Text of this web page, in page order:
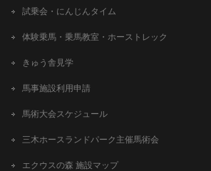
試乗会・にんじんタイム
体験乗馬・乗馬教室・ホーストレック
きゅう舎見学
馬事施設利用申請
馬術大会スケジュール
三木ホースランドパーク主催馬術会
エクウスの森 施設マップ